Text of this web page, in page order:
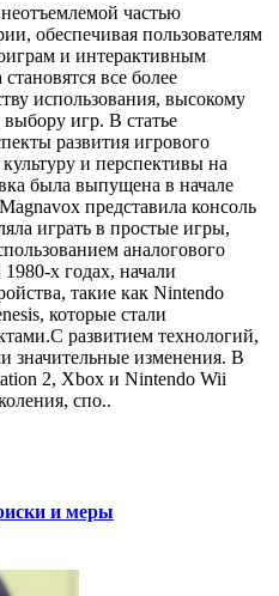
частью
обеспечивая пользователям
и интерактивным
все более
использования, высокому
игр. В статье
развития игрового
и перспективы на
была выпущена в начале
представила консоль
играть в простые игры,
аналогового
х годах, начали
такие как Nintendo
которые стали
развитием технологий,
значительные изменения. В
2, Xbox и Nintendo Wii
спо..
и меры